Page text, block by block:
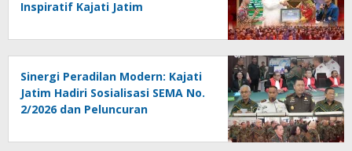
Inspiratif Kajati Jatim
Sinergi Peradilan Modern: Kajati
Jatim Hadiri Sosialisasi SEMA No.
2/2026 dan Peluncuran
Surabaya